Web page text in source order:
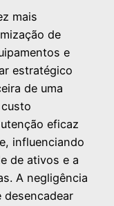
mais
de
e
estratégico
de uma
eficaz
influenciando
de ativos e a
A negligência